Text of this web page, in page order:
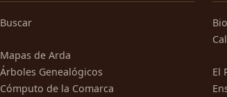
Buscar
Mapas de Arda
Árboles Genealógicos
Cómputo de la Comarca
El